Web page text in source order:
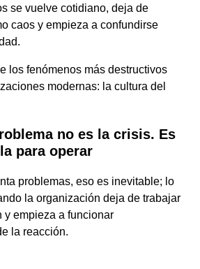
se vuelve cotidiano, deja de
caos y empieza a confundirse
los fenómenos más destructivos
modernas: la cultura del
no es la crisis. Es
para operar
problemas, eso es inevitable; lo
la organización deja de trabajar
y empieza a funcionar
la reacción.